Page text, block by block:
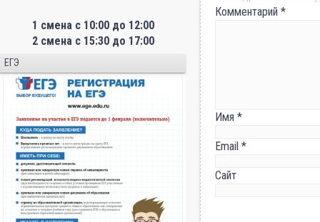
1 смена с 10:00 до 12:00
2 смена с 15:30 до 17:00
ЕГЭ
Комментарий *
Имя *
Email *
Сайт